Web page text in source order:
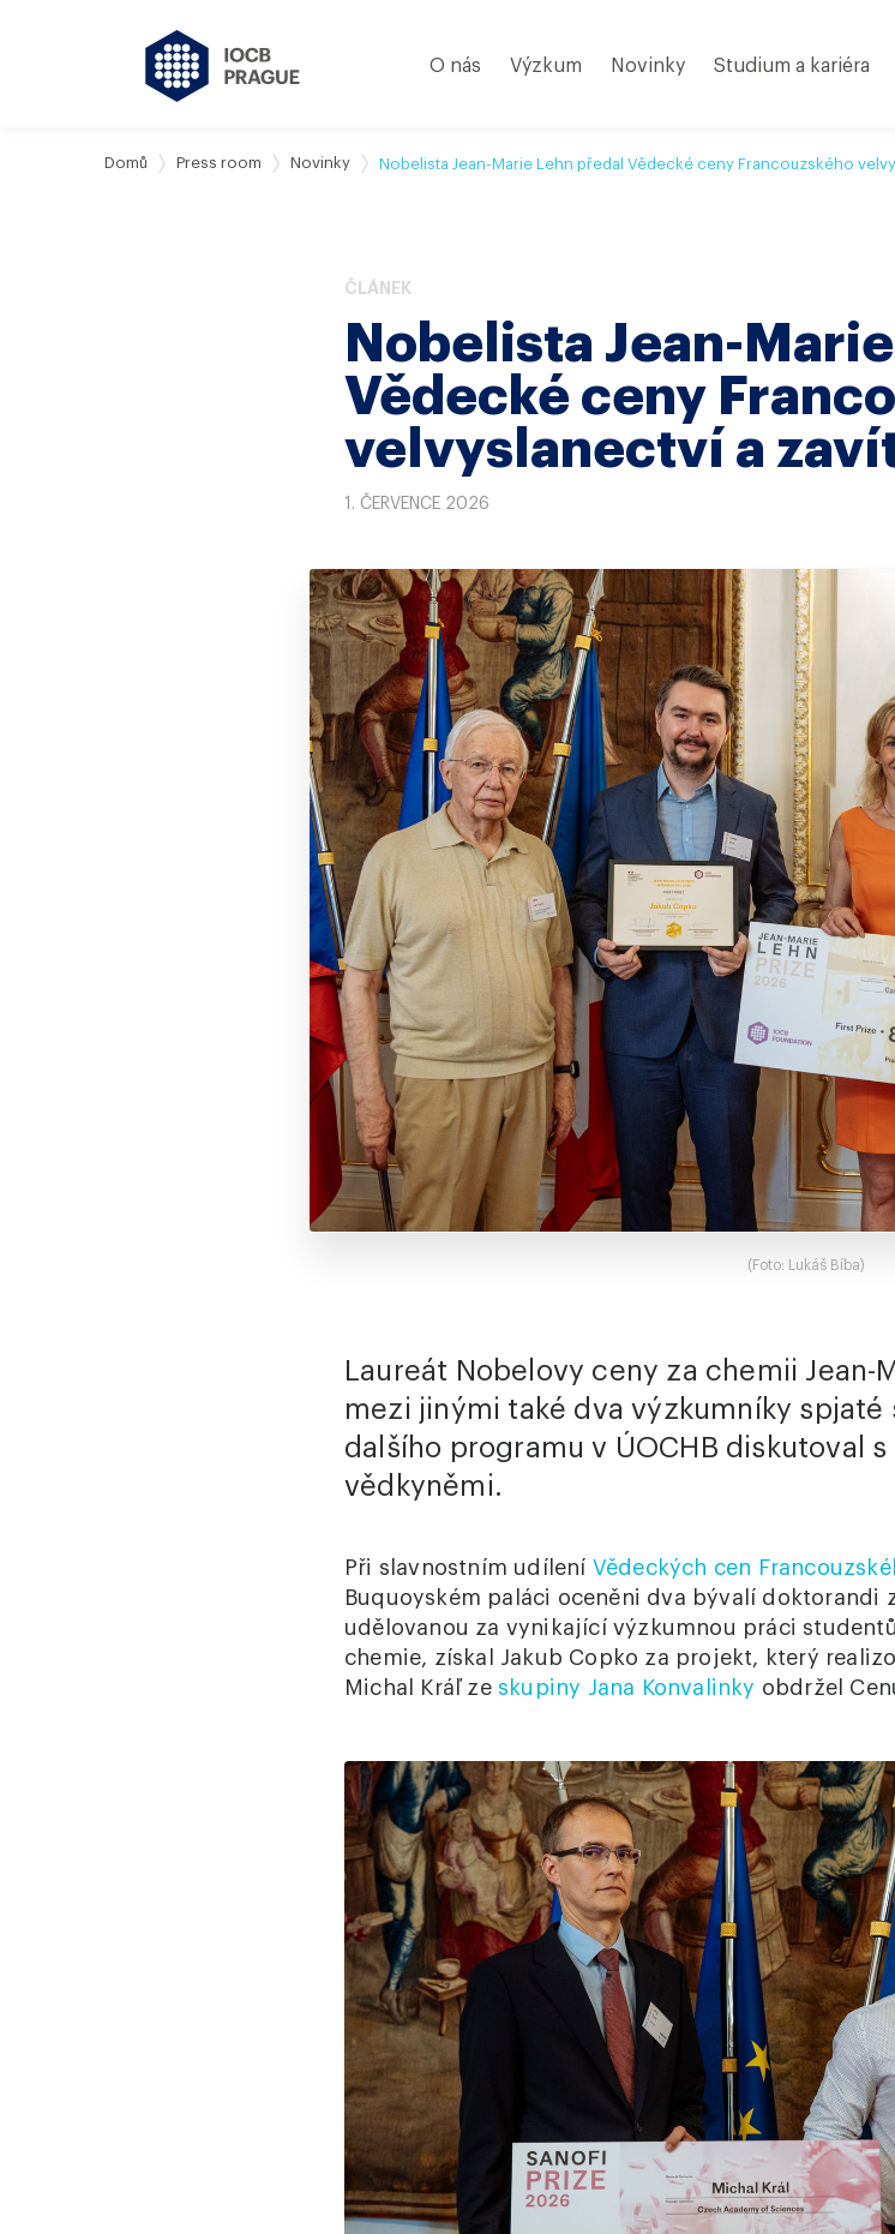
O nás Výzkum Novinky Studium a kariéra
Domů Press room Novinky Nobelista Jean-Marie Lehn předal Vědecké ceny Francouzského
ČLÁNEK
Nobelista Jean-
Vědecké ceny
velvyslanectví a
1. ČERVENCE 2026
(Foto: Lukáš Bíba)
Laureát Nobelovy ceny za chemii Jean-
mezi jinými také dva výzkumníky spjaté
dalšího programu v ÚOCHB diskutoval
vědkyněmi.
Při slavnostním udílení Vědeckých cen
Buquoyském paláci oceněni dva bývalí doktorandi
udělovanou za vynikající výzkumnou práci
chemie, získal Jakub Copko za projekt, který
Michal Kráľ ze skupiny Jana Konvalinky obdržel